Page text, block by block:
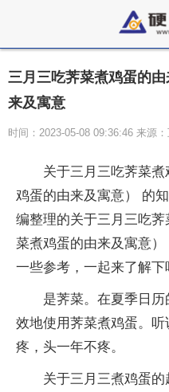
三月三吃荠菜煮鸡蛋的
来及寓意
时间：2023-05-08 09:36:46 来源：
关于三月三吃荠菜
鸡蛋的由来及寓意） 的
编整理的关于三月三吃
菜煮鸡蛋的由来及寓意
一些参考，一起来了解下
是荠菜。在夏季日
效地使用荠菜煮鸡蛋。
疼，头一年不疼。
关于三月三煮鸡蛋的